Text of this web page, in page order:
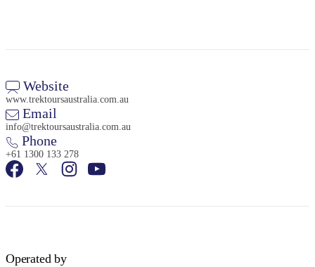
策
す
Website
www.trektoursaustralia.com.au
Email
info@trektoursaustralia.com.au
Phone
+61 1300 133 278
Operated by